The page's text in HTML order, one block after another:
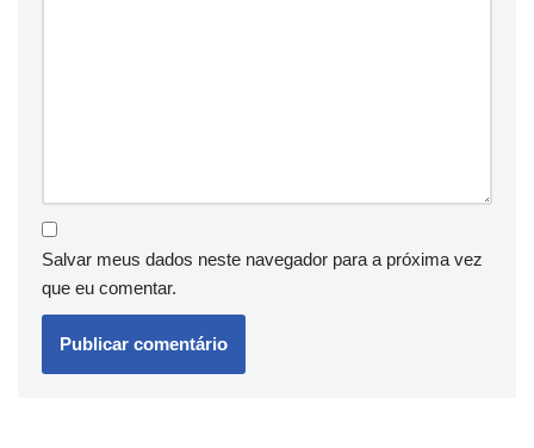
Salvar meus dados neste navegador para a próxima vez
que eu comentar.